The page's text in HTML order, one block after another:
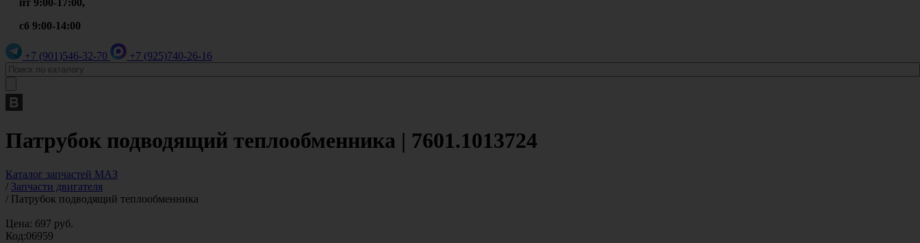
пт 9:00-17:00,
сб 9:00-14:00
+7 (901)546-32-70 +7 (925)740-26-16
Патрубок подводящий теплообменника | 7601.1013724
Каталог запчастей МАЗ
/ Запчасти двигателя
/ Патрубок подводящий теплообменника
Цена: 697 руб.
Код:06959